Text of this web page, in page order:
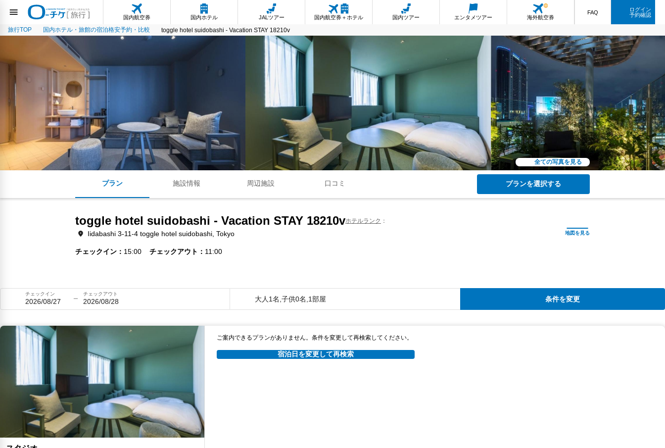
国内航空券 国内ホテル JALツアー 国内航空券＋ホテル 国内ツアー エンタメツアー 海外航空券
FAQ
ログイン
予約確認
旅行TOP 国内ホテル・旅館の宿泊格安予約・比較 toggle hotel suidobashi - Vacation STAY 18210v
全ての写真を見る
プラン 施設情報 周辺施設 口コミ プランを選択する
toggle hotel suidobashi - Vacation STAY 18210vホテルランク
Iidabashi 3-11-4 toggle hotel suidobashi, Tokyo
チェックイン 15:00 チェックアウト 11:00
チェックイン
2026/08/27
チェックアウト
2026/08/28 大人1名,子供0名,1部屋 条件を変更
ご案内できるプランがありません。条件を変更して再検索してください。
宿泊日を変更して再検索